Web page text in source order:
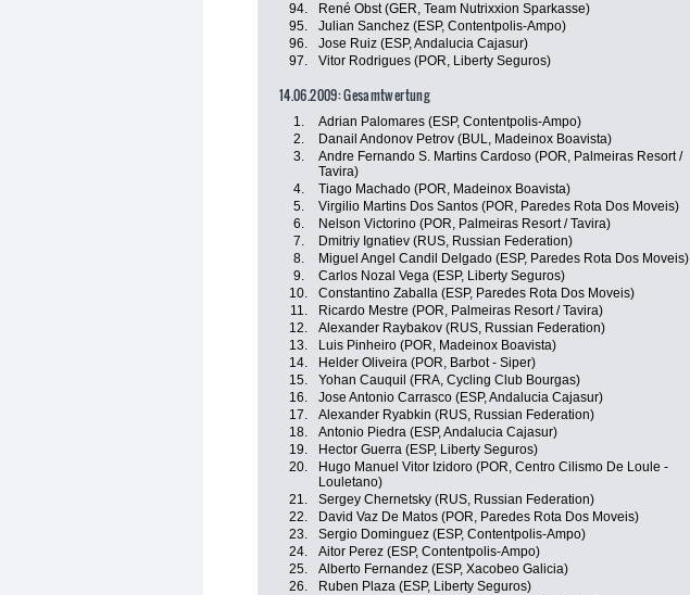
94.
René Obst (GER, Team Nutrixxion Sparkasse)
95.
Julian Sanchez (ESP, Contentpolis-Ampo)
96.
Jose Ruiz (ESP, Andalucia Cajasur)
97.
Vitor Rodrigues (POR, Liberty Seguros)
14.06.2009: Gesamtwertung
1. Adrian Palomares (ESP, Contentpolis-Ampo)
2.
Danail Andonov Petrov (BUL, Madeinox Boavista)
3.
Andre Fernando S. Martins Cardoso (POR, Palmeiras Resort /
Tavira)
4. Tiago Machado (POR, Madeinox Boavista)
5.
Virgilio Martins Dos Santos (POR, Paredes Rota Dos Moveis)
6.
Nelson Victorino (POR, Palmeiras Resort / Tavira)
7.
Dmitriy Ignatiev (RUS, Russian Federation)
8.
Miguel Angel Candil Delgado (ESP, Paredes Rota Dos Moveis)
9.
Carlos Nozal Vega (ESP, Liberty Seguros)
10.
Constantino Zaballa (ESP, Paredes Rota Dos Moveis)
11.
Ricardo Mestre (POR, Palmeiras Resort / Tavira)
12.
Alexander Raybakov (RUS, Russian Federation)
13.
Luis Pinheiro (POR, Madeinox Boavista)
14.
Helder Oliveira (POR, Barbot - Siper)
15.
Yohan Cauquil (FRA, Cycling Club Bourgas)
16.
Jose Antonio Carrasco (ESP, Andalucia Cajasur)
17.
Alexander Ryabkin (RUS, Russian Federation)
18.
Antonio Piedra (ESP, Andalucia Cajasur)
19.
Hector Guerra (ESP, Liberty Seguros)
20.
Hugo Manuel Vitor Izidoro (POR, Centro Cilismo De Loule -
Louletano)
21. Sergey Chernetsky (RUS, Russian Federation)
22.
David Vaz De Matos (POR, Paredes Rota Dos Moveis)
23.
Sergio Dominguez (ESP, Contentpolis-Ampo)
24.
Aitor Perez (ESP, Contentpolis-Ampo)
25.
Alberto Fernandez (ESP, Xacobeo Galicia)
26.
Ruben Plaza (ESP, Liberty Seguros)